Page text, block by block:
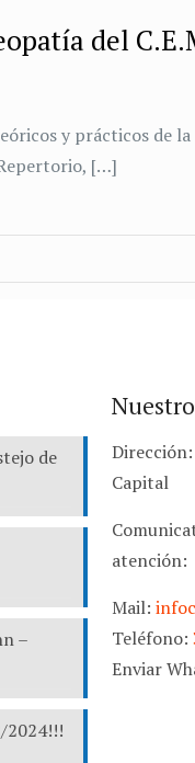
del
y prácticos de
[…]
de
–
2024!!!
Dirección:
Capital
atención:
Mail:
Teléfono:
Enviar